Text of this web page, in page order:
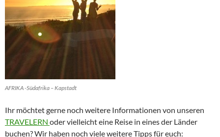
AFRIKA -Südafrika – Kapstadt
Ihr möchtet gerne noch weitere Informationen von unseren
TRAVELERN oder vielleicht eine Reise in eines der Länder
buchen? Wir haben noch viele weitere Tipps für euch: